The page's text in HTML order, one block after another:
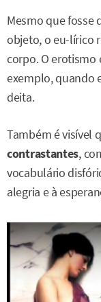
Mesmo que fosse
objeto, o eu-lírico
corpo. O erotismo
exemplo, quando
deita.
Também é visível
contrastantes,
vocabulário
alegria e à